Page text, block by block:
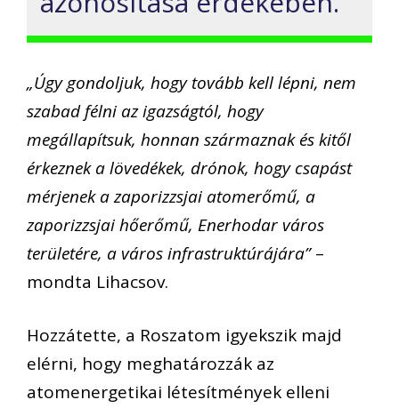
„Úgy gondoljuk, hogy tovább kell lépni, nem
szabad félni az igazságtól, hogy
megállapítsuk, honnan származnak és kitől
érkeznek a lövedékek, drónok, hogy csapást
mérjenek a zaporizzsjai atomerőmű, a
zaporizzsjai hőerőmű, Enerhodar város
területére, a város infrastruktúrájára”–
mondta Lihacsov.
Hozzátette, a Roszatom igyekszik majd
elérni, hogy meghatározzák az
atomenergetikai létesítmények elleni